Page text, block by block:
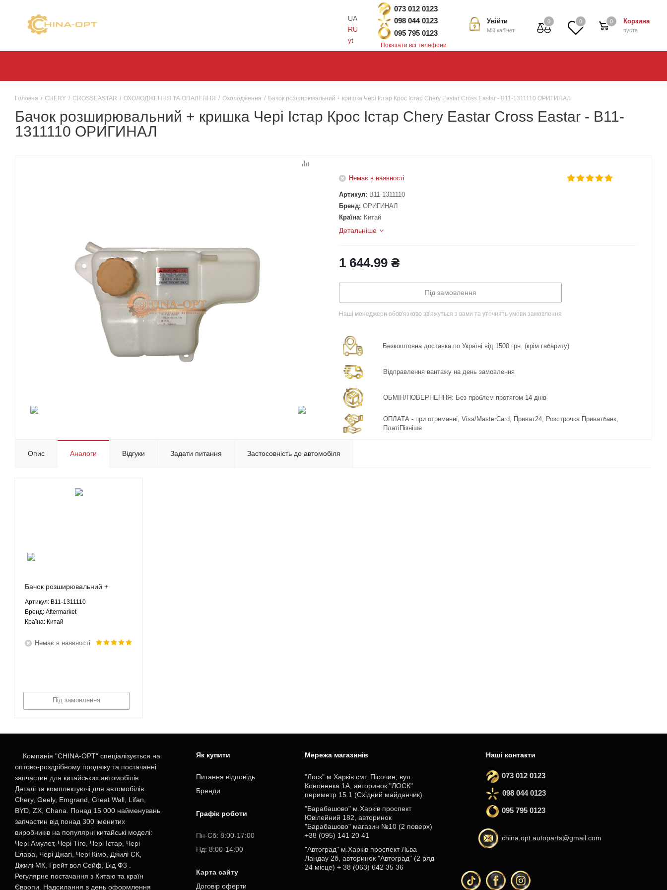
UA
RU
yt
0 0 Корзина
пуста
0
Увійти
Мій кабінет
073 012 0123
098 044 0123
095 795 0123
Показати всі телефони
Головна / CHERY / CROSSEASTAR / ОХОЛОДЖЕННЯ ТА ОПАЛЕННЯ / Охолодження / Бачок розширювальний + кришка Чері Істар Крос Істар Chery Eastar Cross Eastar - B11-1311110 ОРИГИНАЛ
Бачок розширювальний + кришка Чері Істар Крос Істар Chery Eastar Cross Eastar - B11-
1311110 ОРИГИНАЛ
Немає в наявності
Артикул: B11-1311110
Бренд: ОРИГИНАЛ
Країна: Китай
Детальніше
1 644.99 ₴
Під замовлення
Наші менеджери обов'язково зв'яжуться з вами та уточнять умови замовлення
Безкоштовна доставка по Україні від 1500 грн. (крім габариту)
Відправлення вантажу на день замовлення
ОБМІН/ПОВЕРНЕННЯ: Без проблем протягом 14 днів
ОПЛАТА - при отриманні, Visa/MasterCard, Приват24, Розстрочка Приватбанк,
ПлатіПізніше
Опис Аналоги Відгуки Задати питання Застосовність до автомобіля
Бачок розширювальний +
Chery Eastar Cross Eastar - B11-
1311110 Aftermarket
Артикул: B11-1311110
Брeнд: Aftermarket
Країна: Китай
Немає в наявності
Під замовлення
Компанія "CHINA-OPT" спеціалізується на
оптово-роздрібному продажу та постачанні
запчастин для китайських автомобілів.
Деталі та комплектуючі для автомобілів:
Chery, Geely, Emgrand, Great Wall, Lifan,
BYD, ZX, Chana. Понад 15 000 найменувань
запчастин від понад 300 іменитих
виробників на популярні китайські моделі:
Чері Амулет, Чері Тіго, Чері Істар, Чері
Елара, Чері Джагі, Чері Кімо, Джилі СК,
Джилі МК, Грейт вол Сейф, Бід Ф3 .
Регулярне постачання з Китаю та країн
Європи. Надсилання в день оформлення
Як купити
Питання відповідь
Бренди
Графік роботи
Пн-Cб: 8:00-17:00
Нд: 8:00-14:00
Карта сайту
Договір оферти
Мережа магазинів
"Лоск" м.Харків смт. Пісочин, вул.
Кононенка 1А, авторинок "ЛОСК"
периметр 15.1 (Східний майданчик)
"Барабашово" м.Харків проспект
Ювілейний 182, авторинок
"Барабашово" магазин №10 (2 поверх)
+38 (095) 141 20 41
"Автоград" м.Харків проспект Льва
Ландау 2б, авторинок "Автоград" (2 ряд
24 місце) + 38 (063) 642 35 36
Наші контакти
073 012 0123
098 044 0123
095 795 0123
china.opt.autoparts@gmail.com